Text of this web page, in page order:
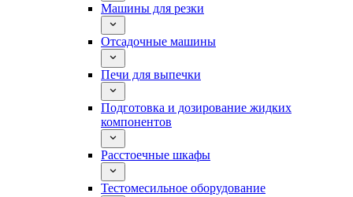
Машины для резки
Отсадочные машины
Печи для выпечки
Подготовка и дозирование жидких
компонентов
Расстоечные шкафы
Тестомесильное оборудование